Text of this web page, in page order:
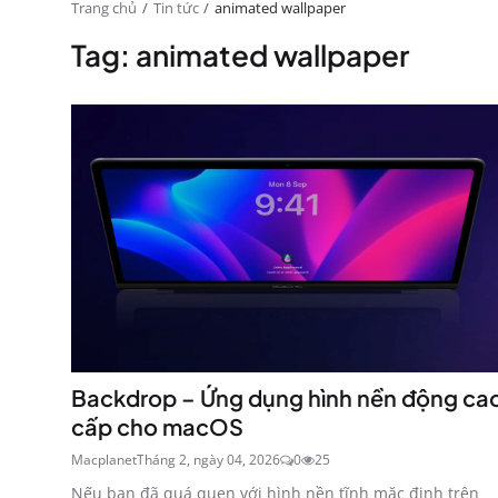
Trang chủ Tin tức animated wallpaper
Tag: animated wallpaper
Backdrop – Ứng dụng hình nền động
cấp cho macOS
MacplanetTháng 2, ngày 04, 2026 0 25
Nếu bạn đã quá quen với hình nền tĩnh mặc định trên